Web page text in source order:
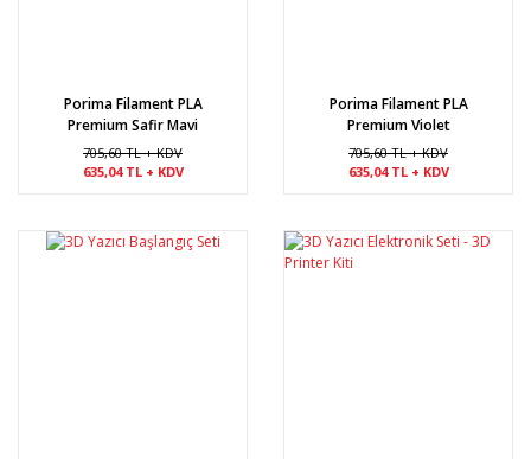
Porima Filament PLA
Premium Safir Mavi
705,60 TL + KDV
635,04 TL + KDV
Porima Filament PLA
Premium Violet
705,60 TL + KDV
635,04 TL + KDV